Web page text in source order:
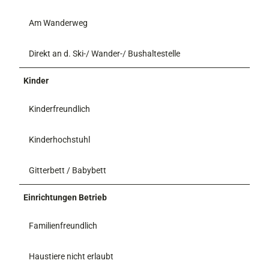
Am Wanderweg
Direkt an d. Ski-/ Wander-/ Bushaltestelle
Kinder
Kinderfreundlich
Kinderhochstuhl
Gitterbett / Babybett
Einrichtungen Betrieb
Familienfreundlich
Haustiere nicht erlaubt